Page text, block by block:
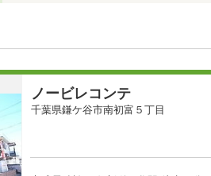
ノービレコンテ
千葉県鎌ケ谷市南初富５丁目